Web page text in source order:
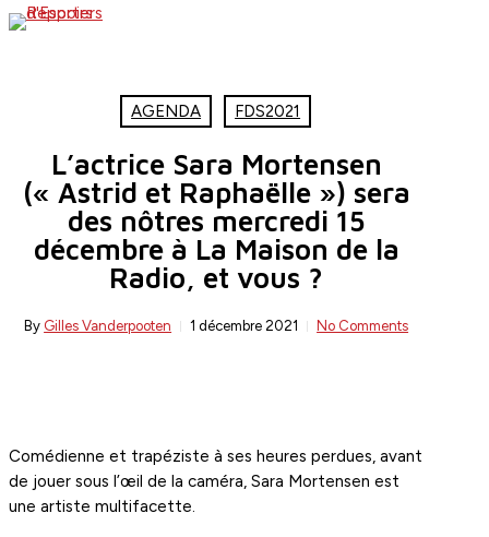
Skip
AGENDA FDS2021
L’actrice Sara Mortensen
(« Astrid et Raphaëlle ») sera
des nôtres mercredi 15
décembre à La Maison de la
Radio, et vous ?
By Gilles Vanderpooten 1 décembre 2021 No Comments
Comédienne et trapéziste à ses heures perdues, avant
de jouer sous l’œil de la caméra, Sara Mortensen est
une artiste multifacette.